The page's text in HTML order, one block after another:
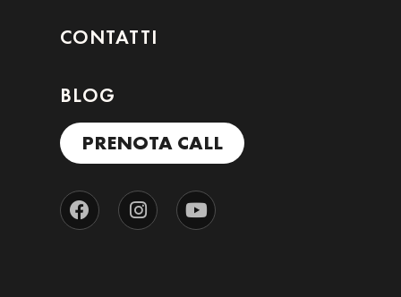
CONTATTI
BLOG
PRENOTA CALL